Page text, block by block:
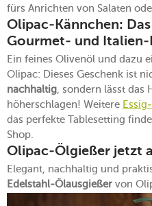
fürs Anrichten von Salaten
Olipac-Kännchen:
Gourmet- und Italien-
Ein feines Olivenöl und dazu
Olipac: Dieses Geschenk ist
nachhaltig , sondern lässt
höherschlagen! Weitere
das perfekte Tablesetting
Shop.
Olipac-Ölgießer jetzt
Elegant, nachhaltig und
Edelstahl-Ölausgießer von